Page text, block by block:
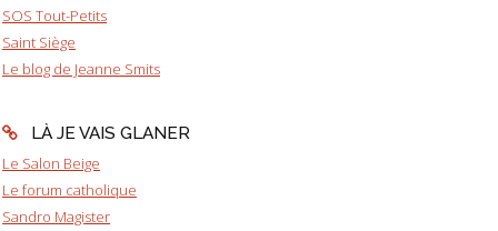
SOS Tout-Petits
Saint Siège
Le blog de Jeanne Smits
LÀ JE VAIS GLANER
Le Salon Beige
Le forum catholique
Sandro Magister